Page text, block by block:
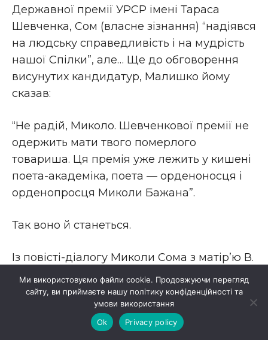
Державної премії УРСР імені Тараса
Шевченка, Сом (власне зізнання) “надіявся
на людську справедливість і на мудрість
нашої Спілки”, але… Ще до обговорення
висунутих кандидатур, Малишко йому
сказав:
“Не радій, Миколо. Шевченкової премії не
одержить мати твого померлого
товариша. Ця премія уже лежить у кишені
поета-академіка, поета — орденоносця і
орденопросця Миколи Бажана”.
Так воно й станеться.
Із повісті-діалогу Миколи Сома з матір’ю В.
Симоненка Ганною Федорівною
Симоненко-Щербань (збірка “З матір’ю на
Ми використовуємо файли cookie. Продовжуючи перегляд
сайту, ви приймаєте нашу політику конфіденційності та
умови використання
Ok
Privacy policy